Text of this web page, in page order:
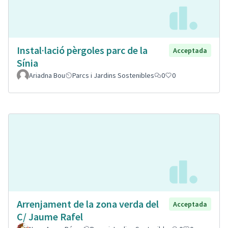
Instal·lació pèrgoles parc de la
Sínia
Acceptada
Ariadna Bou Parcs i Jardins Sostenibles 0 0
Arrenjament de la zona verda del
C/ Jaume Rafel
Acceptada